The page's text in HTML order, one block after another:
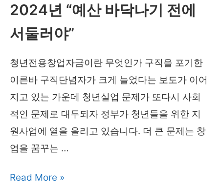
비
쿠
폰)
신
청
방
법
및
신
기
2024년 “예산 바닥나기 전에
서둘러야”
청년전용창업자금이란 무엇인가 구직을 포기한
이른바 구직단념자가 크게 늘었다는 보도가 이어
지고 있는 가운데 청년실업 문제가 또다시 사회
적인 문제로 대두되자 정부가 청년들을 위한 지
원사업에 열을 올리고 있습니다. 더 큰 문제는 창
업을 꿈꾸는 …
청
Read More »